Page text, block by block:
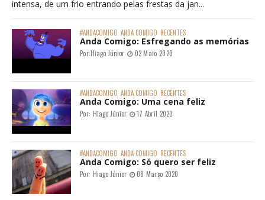
intensa, de um frio entrando pelas frestas da jan...
#ANDACOMIGO ANDA COMIGO RECENTES
Anda Comigo: Esfregando as memórias
Por:Hiago Júnior 02 Maio 2020
#ANDACOMIGO ANDA COMIGO RECENTES
Anda Comigo: Uma cena feliz
Por: Hiago Júnior 17 Abril 2020
#ANDACOMIGO ANDA COMIGO RECENTES
Anda Comigo: Só quero ser feliz
Por: Hiago Júnior 08 Março 2020